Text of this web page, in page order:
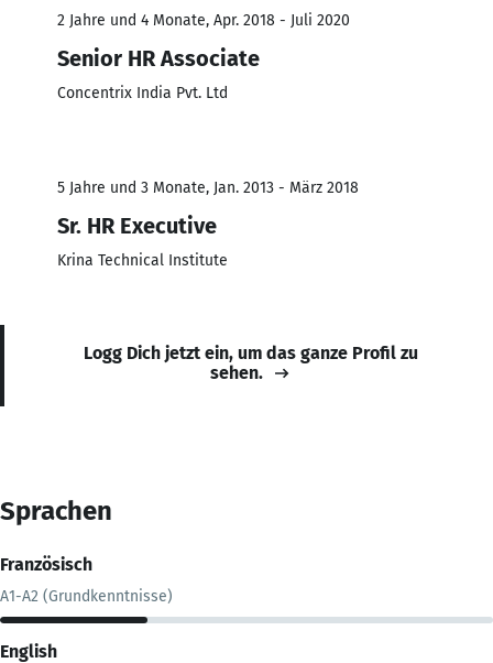
2 Jahre und 4 Monate, Apr. 2018 - Juli 2020
Senior HR Associate
Concentrix India Pvt. Ltd
5 Jahre und 3 Monate, Jan. 2013 - März 2018
Sr. HR Executive
Krina Technical Institute
Logg Dich jetzt ein, um das ganze Profil zu
sehen.
Sprachen
Französisch
A1-A2 (Grundkenntnisse)
English